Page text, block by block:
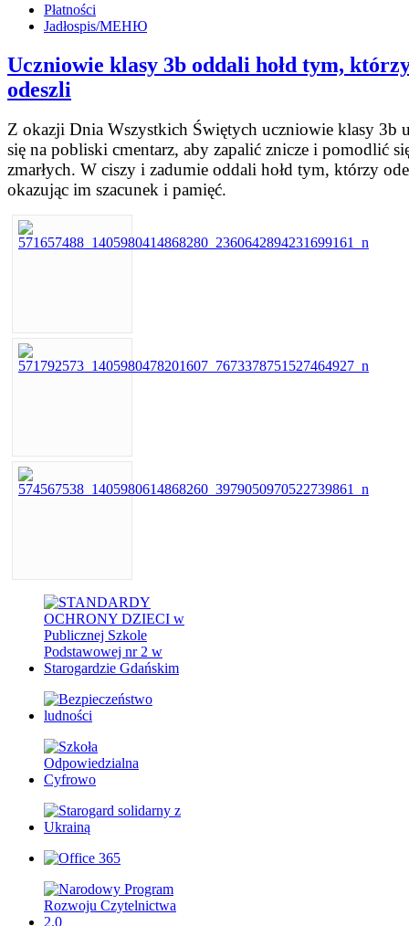
Płatności
Jadłospis/МЕНЮ
Uczniowie klasy 3b oddali hołd tym,
odeszli
Z okazji Dnia Wszystkich Świętych uczniowie klasy 3b
się na pobliski cmentarz, aby zapalić znicze i pomodlić
zmarłych. W ciszy i zadumie oddali hołd tym, którzy
okazując im szacunek i pamięć.